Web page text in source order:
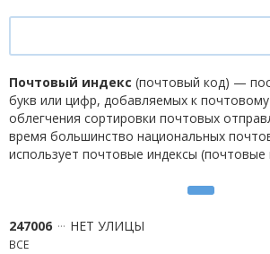
Почтовый индекс (почтовый код) —
букв или цифр, добавляемых к
облегчения сортировки почтовых
время большинство национальных
использует почтовые индексы (почтовые
247006 НЕТ УЛИЦЫ
ВСЕ